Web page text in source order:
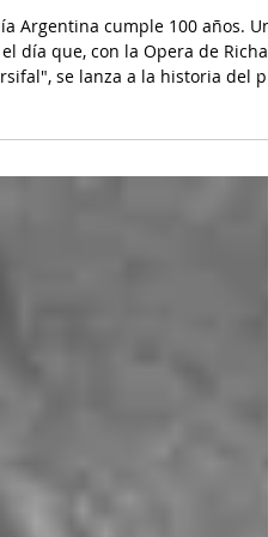
de la radio en la
y algunos de la
Argentina cumple 100 años. Un
se lanza a la historia del pl